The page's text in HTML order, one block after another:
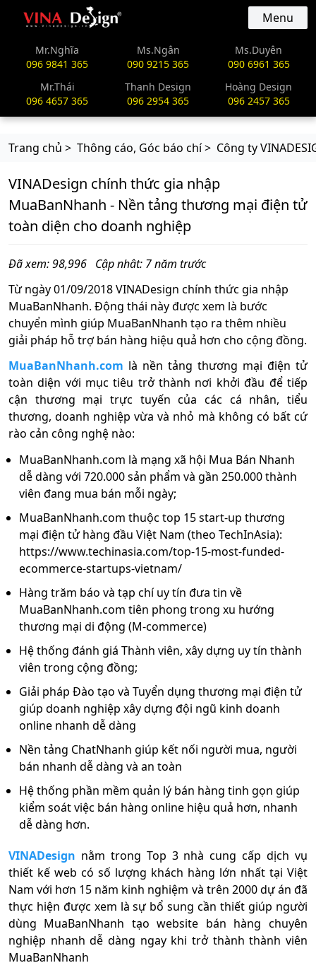
vinadesign.vn Menu
Mr.Nghĩa
096 9841 365
Ms.Ngân
090 9215 365
Ms.Duyên
090 6961 365
Mr.Thái
096 4657 365
Thanh Design
096 2954 365
Hoàng Design
096 2457 365
Trang chủ > Thông cáo, Góc báo chí > Công ty
VINADesign chính thức gia nhập
MuaBanNhanh - Nền tảng thương mại điện tử
toàn diện cho doanh nghiệp
Đã xem: 98,996 Cập nhât: 7 năm trước
Từ ngày 01/09/2018 VINADesign chính thức gia nhập
MuaBanNhanh. Động thái này được xem là bước
chuyển mình giúp MuaBanNhanh tạo ra thêm nhiều
giải pháp hỗ trợ bán hàng hiệu quả hơn cho cộng đồng.
MuaBanNhanh.com là nền tảng thương mại điện tử
toàn diện với mục tiêu trở thành nơi khởi đầu để tiếp
cận thương mại trực tuyến của các cá nhân, tiểu
thương, doanh nghiệp vừa và nhỏ mà không có bất cứ
rào cản công nghệ nào:
MuaBanNhanh.com là mạng xã hội Mua Bán Nhanh
dễ dàng với 720.000 sản phẩm và gần 250.000 thành
viên đang mua bán mỗi ngày;
MuaBanNhanh.com thuộc top 15 start-up thương
mại điện tử hàng đầu Việt Nam (theo TechInAsia):
https://www.techinasia.com/top-15-most-funded-
ecommerce-startups-vietnam/
Hàng trăm báo và tạp chí uy tín đưa tin về
MuaBanNhanh.com tiên phong trong xu hướng
thương mại di động (M-commerce)
Hệ thống đánh giá Thành viên, xây dựng uy tín thành
viên trong cộng đồng;
Giải pháp Đào tạo và Tuyển dụng thương mại điện tử
giúp doanh nghiệp xây dựng đội ngũ kinh doanh
online nhanh dễ dàng
Nền tảng ChatNhanh giúp kết nối người mua, người
bán nhanh dễ dàng và an toàn
Hệ thống phần mềm quản lý bán hàng tinh gọn giúp
kiểm soát việc bán hàng online hiệu quả hơn, nhanh
dễ dàng hơn.
VINADesign nằm trong Top 3 nhà cung cấp dịch vụ
thiết kế web có số lượng khách hàng lớn nhất tại Việt
Nam với hơn 15 năm kinh nghiệm và trên 2000 dự án đã
thực hiện được xem là sự bổ sung cần thiết giúp người
dùng MuaBanNhanh tạo website bán hàng chuyên
nghiệp nhanh dễ dàng ngay khi trở thành thành viên
MuaBanNhanh